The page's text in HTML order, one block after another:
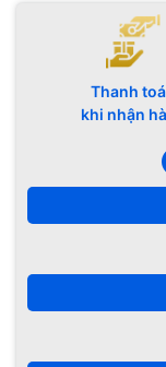
Thanh
khi nhận